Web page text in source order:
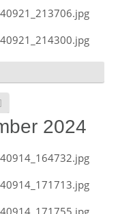
2024